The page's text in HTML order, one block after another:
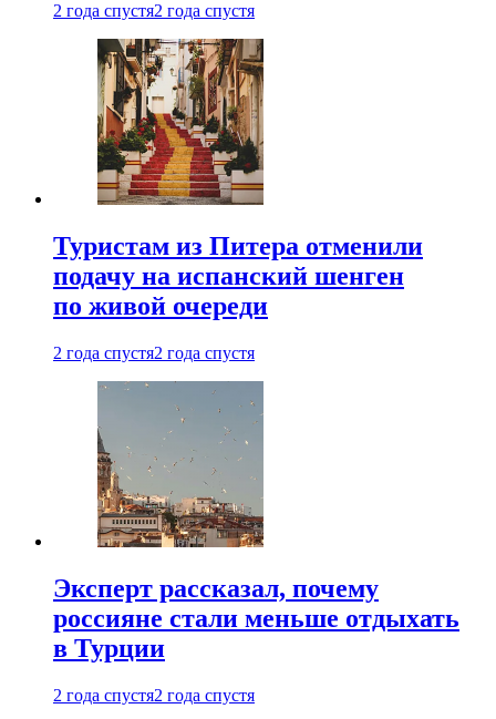
2 года спустя2 года спустя
Туристам из Питера отменили
подачу на испанский шенген
по живой очереди
2 года спустя2 года спустя
Эксперт рассказал, почему
россияне стали меньше отдыхать
в Турции
2 года спустя2 года спустя